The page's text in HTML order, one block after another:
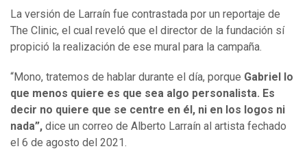
La versión de Larraín fue contrastada por un reportaje de
The Clinic, el cual reveló que el director de la fundación sí
propició la realización de ese mural para la campaña.
“Mono, tratemos de hablar durante el día, porque Gabriel lo
que menos quiere es que sea algo personalista. Es
decir no quiere que se centre en él, ni en los logos ni
nada”, dice un correo de Alberto Larraín al artista fechado
el 6 de agosto del 2021.